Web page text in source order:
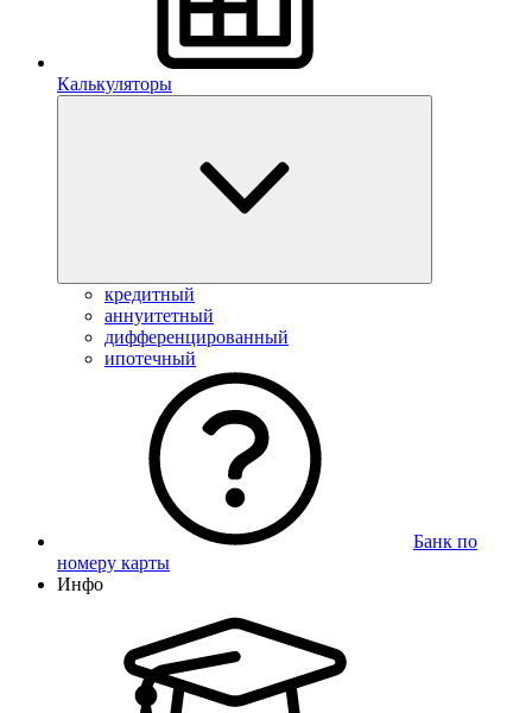
Калькуляторы
кредитный
аннуитетный
дифференцированный
ипотечный
Банк по
номеру карты
Инфо